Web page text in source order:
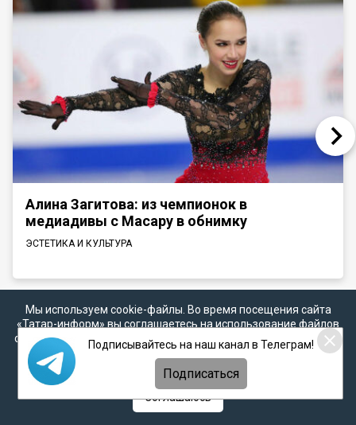
Алина Загитова: из чемпионок в
медиадивы с Масару в обнимку
ЭСТЕТИКА И КУЛЬТУРА
Новости СМИ2
Рустем Шакиров
Мы используем cookie-файлы. Во время посещения сайта
«Татар-информ» вы соглашаетесь на использование файлов
cookie в соответствии с настоящим уведомлением, согласием
наобработку персональных данных,Политикой о
персональных данных
Политикой конфиденциальности
Соглашаюсь
Подписывайтесь на наш канал в Телеграм!
Подписаться